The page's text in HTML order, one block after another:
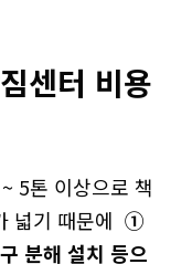
센터 비용
5톤 이상으로 책
넓기 때문에 ①
분해 설치 등으